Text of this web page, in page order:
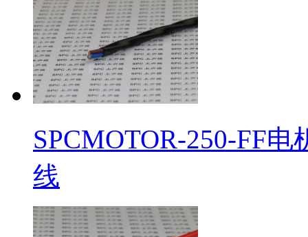
SPCMOTOR-250-FF
线